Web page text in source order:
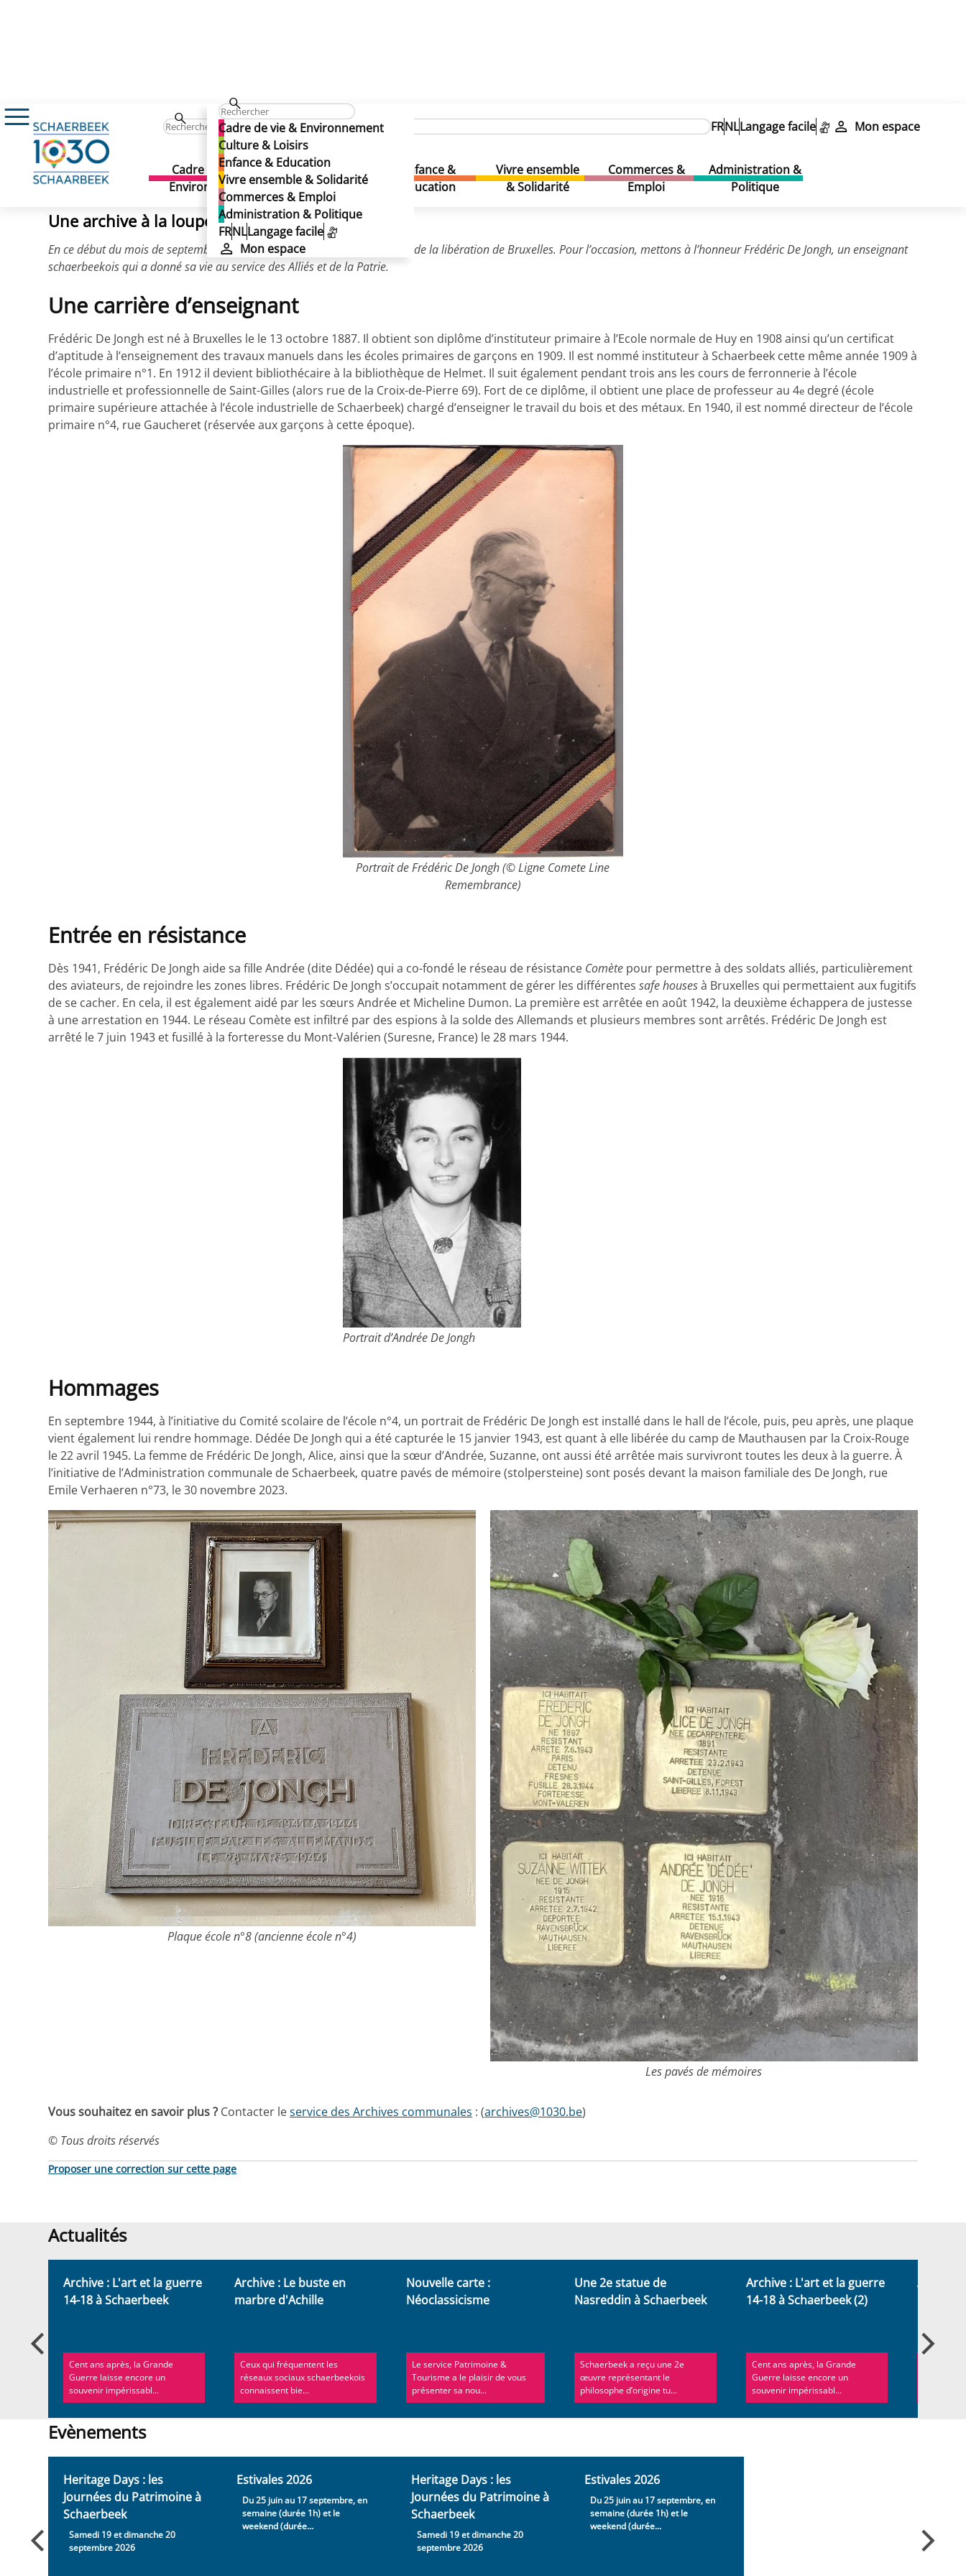
Cadre de vie & Environnement
Culture & Loisirs
Enfance & Education
Vivre ensemble & Solidarité
Commerces & Emploi
Administration & Politique
FRNLLangage facile
Mon espace
FRNLLangage facile Mon espace
Cadre de vie &
Environnement
Culture & Loisirs
Enfance &
Education
Vivre ensemble
& Solidarité
Commerces &
Emploi
Administration &
Politique
Archive : Frédéric De Jongh
Archive : Frédéric De Jongh
Archive : Frédéric De Jongh
Publié le 03/09/2024
Une archive à la loupe
En ce début du mois de septembre 2024, nous commémorons les 80 ans de la libération de Bruxelles. Pour l’occasion, mettons à l’honneur Frédéric De Jongh, un enseignant
schaerbeekois qui a donné sa vie au service des Alliés et de la Patrie.
Une carrière d’enseignant
Frédéric De Jongh est né à Bruxelles le le 13 octobre 1887. Il obtient son diplôme d’instituteur primaire à l’Ecole normale de Huy en 1908 ainsi qu’un certificat
d’aptitude à l’enseignement des travaux manuels dans les écoles primaires de garçons en 1909. Il est nommé instituteur à Schaerbeek cette même année 1909 à
l’école primaire n°1. En 1912 il devient bibliothécaire à la bibliothèque de Helmet. Il suit également pendant trois ans les cours de ferronnerie à l’école
industrielle et professionnelle de Saint-Gilles (alors rue de la Croix-de-Pierre 69). Fort de ce diplôme, il obtient une place de professeur au 4e degré (école
primaire supérieure attachée à l’école industrielle de Schaerbeek) chargé d’enseigner le travail du bois et des métaux. En 1940, il est nommé directeur de l’école
primaire n°4, rue Gaucheret (réservée aux garçons à cette époque).
Portrait de Frédéric De Jongh (© Ligne Comete Line
Remembrance)
Entrée en résistance
Dès 1941, Frédéric De Jongh aide sa fille Andrée (dite Dédée) qui a co-fondé le réseau de résistance Comète pour permettre à des soldats alliés, particulièrement
des aviateurs, de rejoindre les zones libres. Frédéric De Jongh s’occupait notamment de gérer les différentessafe housesà Bruxelles qui permettaient aux fugitifs
de se cacher. En cela, il est également aidé par les sœurs Andrée et Micheline Dumon. La première est arrêtée en août 1942, la deuxième échappera de justesse
à une arrestation en 1944. Le réseau Comète est infiltré par des espions à la solde des Allemands et plusieurs membres sont arrêtés. Frédéric De Jongh est
arrêté le 7 juin 1943 et fusillé à la forteresse du Mont-Valérien (Suresne, France) le 28 mars 1944.
Portrait d’Andrée De Jongh
Hommages
En septembre 1944, à l’initiative du Comité scolaire de l’école n°4, un portrait de Frédéric De Jongh est installé dans le hall de l’école, puis, peu après, une plaque
vient également lui rendre hommage. Dédée De Jongh qui a été capturée le 15 janvier 1943, est quant à elle libérée du camp de Mauthausen par la Croix-Rouge
le 22 avril 1945. La femme de Frédéric De Jongh, Alice, ainsi que la sœur d’Andrée, Suzanne, ont aussi été arrêtée mais survivront toutes les deux à la guerre. À
l’initiative de l’Administration communale de Schaerbeek, quatre pavés de mémoire (stolpersteine) sont posés devant la maison familiale des De Jongh, rue
Emile Verhaeren n°73, le 30 novembre 2023.
Plaque école n°8 (ancienne école n°4)
Les pavés de mémoires
Vous souhaitez en savoir plus ? Contacter leservice des Archives communales : (archives@1030.be)
© Tous droits réservés
Proposer une correction sur cette page
Actualités
Actualités
Archive : L'art et la guerre
14-18 à Schaerbeek
Cent ans après, la Grande
Guerre laisse encore un
souvenir impérissabl...
Archive : Le buste en
marbre d'Achille
Ceux qui fréquentent les
réseaux sociaux schaerbeekois
connaissent bie...
Nouvelle carte :
Néoclassicisme
Le service Patrimoine &
Tourisme a le plaisir de vous
présenter sa nou...
Une 2e statue de
Nasreddin à Schaerbeek
Schaerbeek a reçu une 2e
œuvre représentant le
philosophe d’origine tu...
Archive : L'art et la guerre
14-18 à Schaerbeek (2)
Cent ans après, la Grande
Guerre laisse encore un
souvenir impérissabl...
Archive
Evènements
Evènements
Heritage Days : les
Journées du Patrimoine à
Schaerbeek
Samedi 19 et dimanche 20
septembre 2026
Estivales 2026
Du 25 juin au 17 septembre, en
semaine (durée 1h) et le
weekend (durée...
Heritage Days : les
Journées du Patrimoine à
Schaerbeek
Samedi 19 et dimanche 20
septembre 2026
Estivales 2026
Du 25 juin au 17 septembre, en
semaine (durée 1h) et le
weekend (durée...